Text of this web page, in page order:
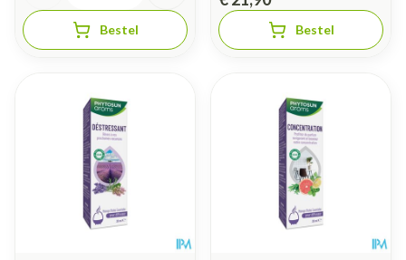
Bestel Bestel